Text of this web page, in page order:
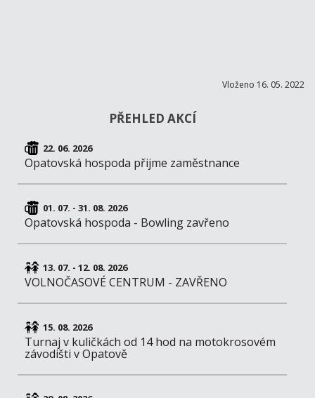
Vloženo 16. 05. 2022
PŘEHLED AKCÍ
22. 06. 2026
Opatovská hospoda přijme zaměstnance
01. 07. - 31. 08. 2026
Opatovská hospoda - Bowling zavřeno
13. 07. - 12. 08. 2026
VOLNOČASOVÉ CENTRUM - ZAVŘENO
15. 08. 2026
Turnaj v kuličkách od 14 hod na motokrosovém
závodišti v Opatově